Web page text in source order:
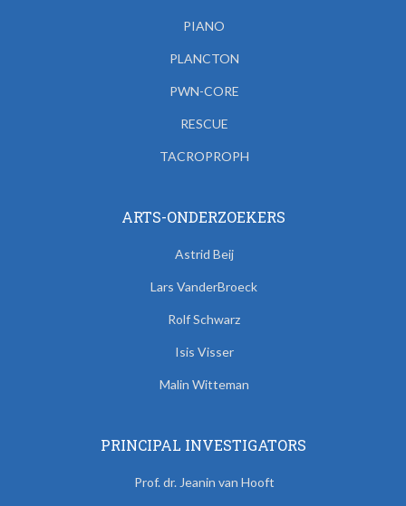
PIANO
PLANCTON
PWN-CORE
RESCUE
TACROPROPH
ARTS-ONDERZOEKERS
Astrid Beij
Lars VanderBroeck
Rolf Schwarz
Isis Visser
Malin Witteman
PRINCIPAL INVESTIGATORS
Prof. dr. Jeanin van Hooft